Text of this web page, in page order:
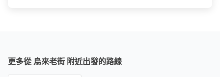
更多從 烏來老街 附近出發的路線